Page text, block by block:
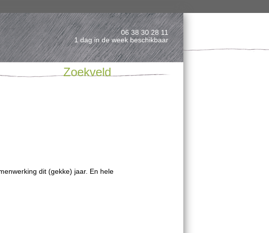
06 38 30 28 11
1 dag in de week beschikbaar
Zoekveld
dit (gekke) jaar. En hele